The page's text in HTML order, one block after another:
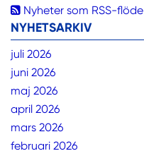
Nyheter som RSS-flöde
NYHETSARKIV
juli 2026
juni 2026
maj 2026
april 2026
mars 2026
februari 2026